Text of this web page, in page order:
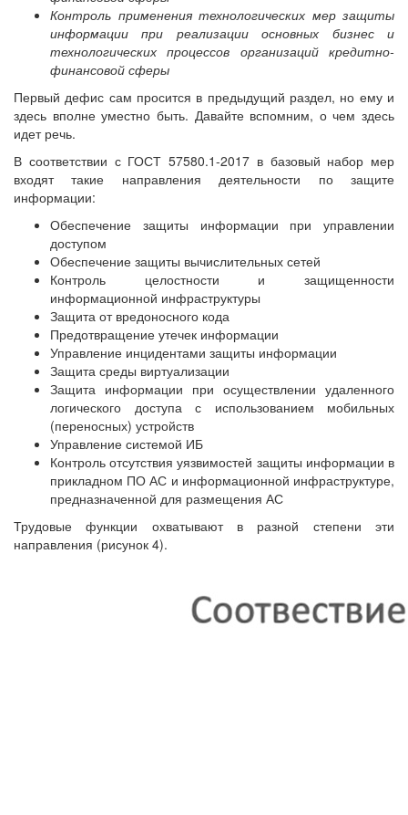
Контроль применения технологических мер защиты
информации при реализации основных бизнес и
технологических процессов организаций кредитно-
финансовой сферы
Первый дефис сам просится в предыдущий раздел, но ему и
здесь вполне уместно быть. Давайте вспомним, о чем здесь
идет речь.
В соответствии с ГОСТ 57580.1-2017 в базовый набор мер
входят такие направления деятельности по защите
информации:
Обеспечение защиты информации при управлении
доступом
Обеспечение защиты вычислительных сетей
Контроль целостности и защищенности
информационной инфраструктуры
Защита от вредоносного кода
Предотвращение утечек информации
Управление инцидентами защиты информации
Защита среды виртуализации
Защита информации при осуществлении удаленного
логического доступа с использованием мобильных
(переносных) устройств
Управление системой ИБ
Контроль отсутствия уязвимостей защиты информации в
прикладном ПО АС и информационной инфраструктуре,
предназначенной для размещения АС
Трудовые функции охватывают в разной степени эти
направления (рисунок 4).